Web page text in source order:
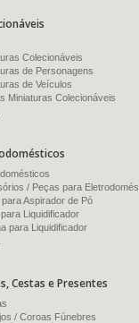
Colecionáveis
de Personagens
de Veículos
Miniaturas Colecionáveis
/ Peças para
para Aspirador de Pó
Liquidificador
para Liquidificador
Cestas e Presentes
/ Coroas Fúnebres